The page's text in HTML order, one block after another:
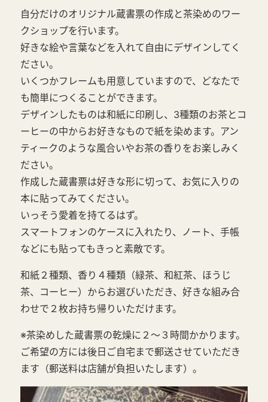
自分だけのオリジナル蔵書票の作成と茶染めのワー
クショップを行います。
好きな絵や言葉などを入れて自由にデザインしてく
ださい。
いくつかフレームも用意していますので、どなたで
も簡単につくることができます。
デザインしたものは和紙に印刷し、3種類のお茶とコ
ーヒーの中からお好きなもので紙を染めます。アン
ティークのような風合いやお茶の香りをお楽しみく
ださい。
作成した蔵書票は好きな形に切って、お気に入りの
本に貼ってみてください。
いっそう愛着を持てるはず。
スマートフォンのケースに入れたり、ノート、手帳
などにも貼ってもきっと素敵です。
和紙２種類、香り４種類（緑茶、和紅茶、ほうじ
茶、コーヒー）からお選びいただき、好きな組み合
わせで２枚お持ち帰りいただけます。
※茶染めした蔵書票の乾燥に２～３時間かかります。
ご希望の方には後日ご自宅まで郵送させていただき
ます（郵送料は店舗が負担いたします）。